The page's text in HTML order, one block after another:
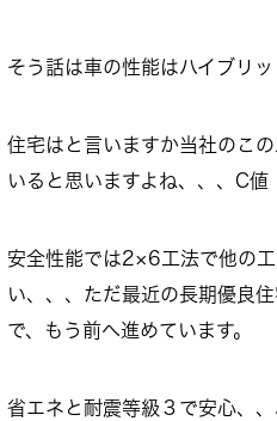
そう話は車の性能はハイブリ
住宅はと言いますか当社のこ
いると思いますよね、、、C値
安全性能では2×6工法で他の
い、、、ただ最近の長期優良
で、もう前へ進めています。
省エネと耐震等級３で安心、